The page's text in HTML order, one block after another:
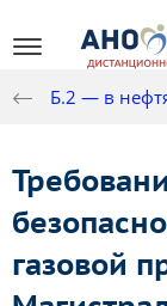
Б.2 — в
газовой